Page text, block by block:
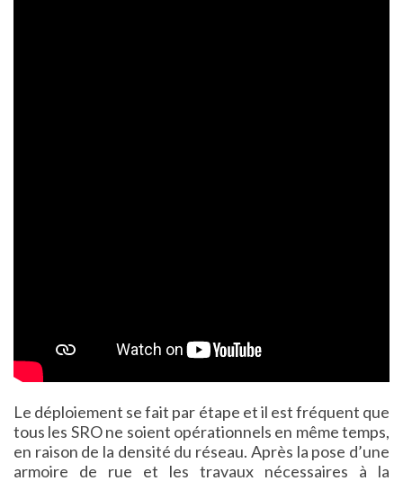
Le déploiement se fait par étape et il est fréquent que
tous les SRO ne soient opérationnels en même temps,
en raison de la densité du réseau. Après la pose d’une
armoire de rue et les travaux nécessaires à la